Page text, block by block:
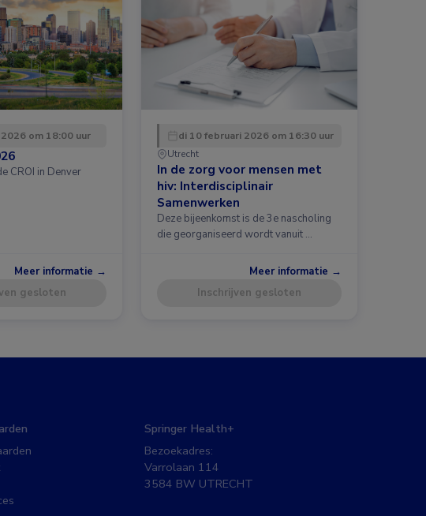
om 18:00 uur
CROI in Denver
Meer informatie →
gesloten
di 10 februari 2026 om 16:30 uur
Utrecht
In de zorg voor mensen met
hiv: Interdisciplinair
Samenwerken
Deze bijeenkomst is de 3e nascholing
die georganiseerd wordt vanuit …
Meer informatie →
Inschrijven gesloten
Springer Health+
Bezoekadres:
Varrolaan 114
3584 BW UTRECHT